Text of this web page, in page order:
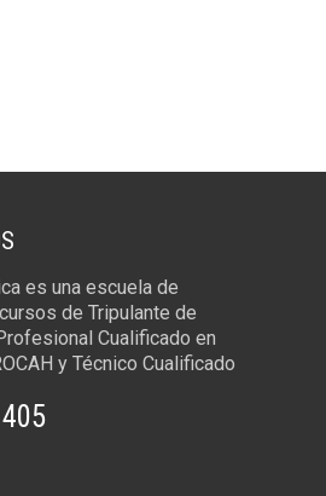
es una escuela de
de Tripulante de
Cualificado en
y Técnico Cualificado